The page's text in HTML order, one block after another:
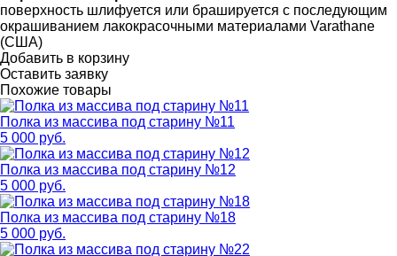
поверхность шлифуется или брашируется с последующим
окрашиванием лакокрасочными материалами Varathane
(США)
Добавить в корзину
Оставить заявку
Похожие товары
Полка из массива под старину №11
5 000 руб.
Полка из массива под старину №12
5 000 руб.
Полка из массива под старину №18
5 000 руб.